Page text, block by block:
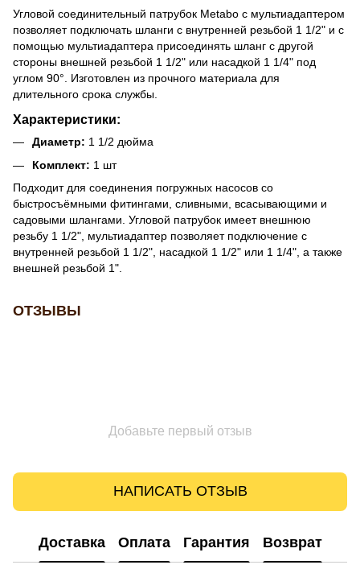
Угловой соединительный патрубок Metabo с мультиадаптером
позволяет подключать шланги с внутренней резьбой 1 1/2" и с
помощью мультиадаптера присоединять шланг с другой
стороны внешней резьбой 1 1/2" или насадкой 1 1/4" под
углом 90°. Изготовлен из прочного материала для
длительного срока службы.
Характеристики:
Диаметр: 1 1/2 дюйма
Комплект: 1 шт
Подходит для соединения погружных насосов со
быстросъёмными фитингами, сливными, всасывающими и
садовыми шлангами. Угловой патрубок имеет внешнюю
резьбу 1 1/2", мультиадаптер позволяет подключение с
внутренней резьбой 1 1/2", насадкой 1 1/2" или 1 1/4", а также
внешней резьбой 1".
ОТЗЫВЫ
Добавьте первый отзыв
НАПИСАТЬ ОТЗЫВ
Доставка Оплата Гарантия Возврат